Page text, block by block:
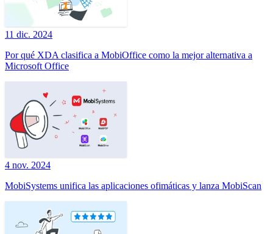
11 dic. 2024
Por qué XDA clasifica a MobiOffice como la mejor alternativa a
Microsoft Office
4 nov. 2024
MobiSystems unifica las aplicaciones ofimáticas y lanza MobiScan